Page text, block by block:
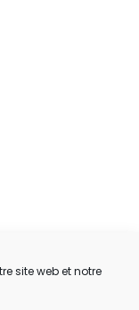
site web et notre